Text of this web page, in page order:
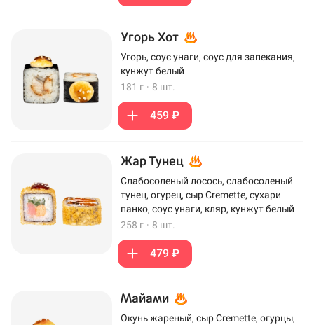
Угорь Хот
Угорь, соус унаги, соус для запекания,
кунжут белый
181 г · 8 шт.
459 ₽
Жар Тунец
Слабосоленый лосось, слабосоленый
тунец, огурец, сыр Cremette, сухари
панко, соус унаги, кляр, кунжут белый
258 г · 8 шт.
479 ₽
Майами
Окунь жареный, сыр Cremette, огурцы,